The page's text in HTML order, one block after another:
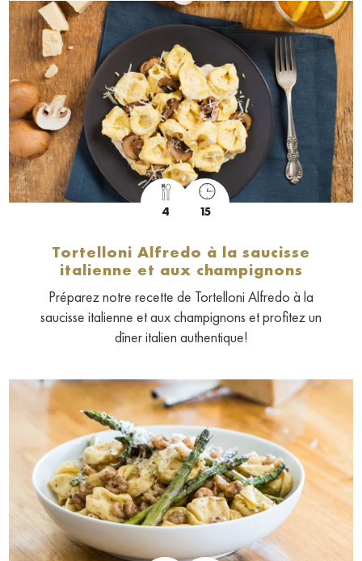
4 15
Tortelloni Alfredo à la saucisse
italienne et aux champignons
Préparez notre recette de Tortelloni Alfredo à la
saucisse italienne et aux champignons et profitez un
dîner italien authentique!